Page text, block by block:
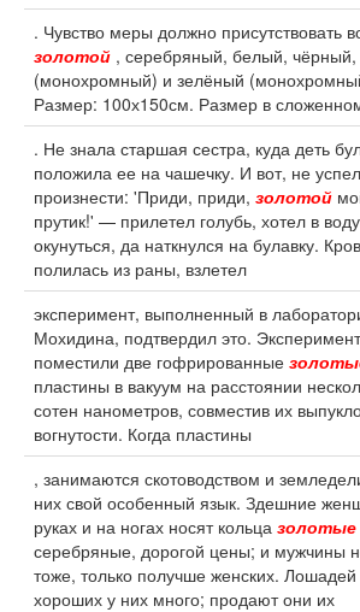
. Чувство меры должно присутствовать
золотой , серебряный, белый, чёрный,
(монохромный) и зелёный
Размер: 100х150см. Размер в
. Не знала старшая сестра, куда деть
положила ее на чашечку. И вот, не
произнести: 'Приди, приди, золотой
прутик!' — прилетел голубь, хотел в воду
окунуться, да наткнулся на булавку.
полилась из раны, взлетел
эксперимент, выполненный в
Мохидина, подтвердил это.
поместили две гофрированные
пластины в вакуум на расстоянии
сотен нанометров, совместив их
вогнутости. Когда пластины
, занимаются скотоводством и
них свой особенный язык. Здешние
руках и на ногах носят кольца золотые
серебряные, дорогой цены; и мужчины
тоже, только получше женских. Лошадей
хороших у них много; продают они их